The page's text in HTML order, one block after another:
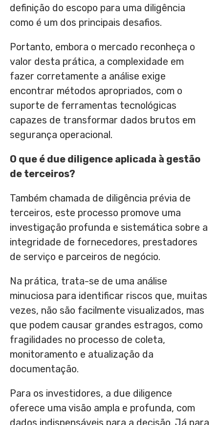
definição do escopo para uma diligência
como é um dos principais desafios.
Portanto, embora o mercado reconheça o
valor desta prática, a complexidade em
fazer corretamente a análise exige
encontrar métodos apropriados, com o
suporte de ferramentas tecnológicas
capazes de transformar dados brutos em
segurança operacional.
O que é due diligence aplicada à gestão
de terceiros?
Também chamada de diligência prévia de
terceiros, este processo promove uma
investigação profunda e sistemática sobre a
integridade de fornecedores, prestadores
de serviço e parceiros de negócio.
Na prática, trata-se de uma análise
minuciosa para identificar riscos que, muitas
vezes, não são facilmente visualizados, mas
que podem causar grandes estragos, como
fragilidades no processo de coleta,
monitoramento e atualização da
documentação.
Para os investidores, a due diligence
oferece uma visão ampla e profunda, com